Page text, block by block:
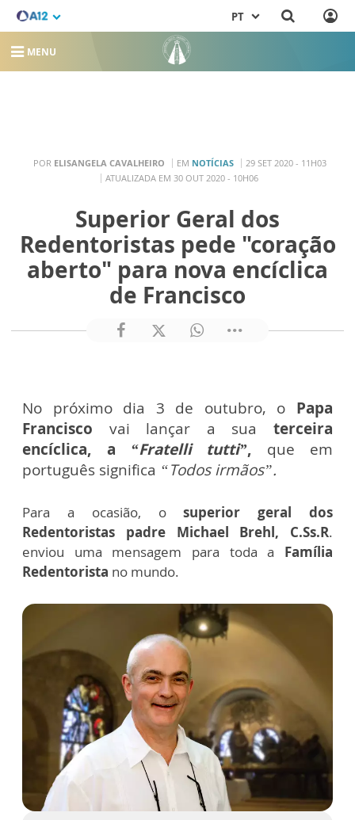
PT
MENU
POR ELISANGELA CAVALHEIRO EM NOTÍCIAS
29 SET 2020 - 11H03
ATUALIZADA EM 30 OUT 2020 - 10H06
Superior Geral dos
Redentoristas pede "coração
aberto" para nova encíclica
de Francisco
No próximo dia 3 de outubro, o Papa
Francisco vai lançar a sua terceira
encíclica, a “Fratelli tutti”, que em
português significa “Todos irmãos”.
Para a ocasião, osuperior geral dos
Redentoristas padre Michael Brehl, C.Ss.R.
enviou uma mensagem para toda a Família
Redentorista no mundo.